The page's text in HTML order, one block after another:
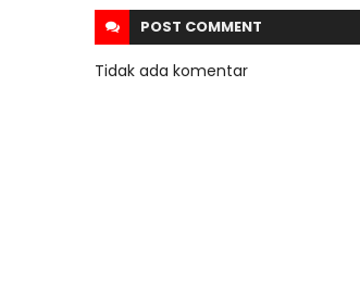
POST COMMENT
Tidak ada komentar